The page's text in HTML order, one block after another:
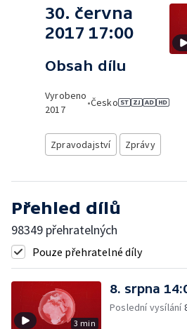
30. června
2017 17:00
Obsah dílu
Vyrobeno
2017
•Česko
Zpravodajství Zprávy
Přehled dílů
98349 přehratelných
Pouze přehratelné díly
3 min
8. srpna
Poslední vysílání